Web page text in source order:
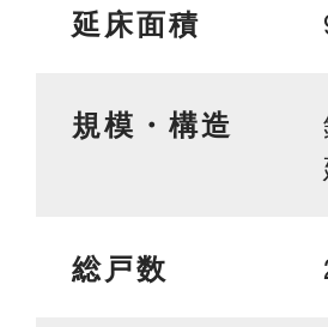
延床面積
規模・構造
総戸数